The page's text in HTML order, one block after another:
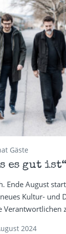
Gäste
es gut ist“
Ende August
Kultur- und
Verantwortlichen
2024